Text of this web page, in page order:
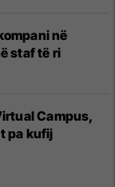
në
staf të ri
Campus,
pa kufij